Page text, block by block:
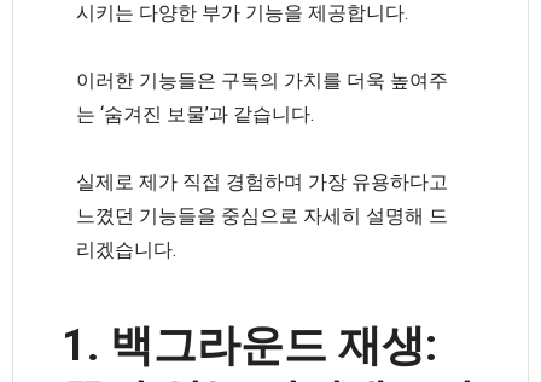
시키는 다양한 부가 기능을 제공합니다.
이러한 기능들은 구독의 가치를 더욱 높여주
는 ‘숨겨진 보물’과 같습니다.
실제로 제가 직접 경험하며 가장 유용하다고
느꼈던 기능들을 중심으로 자세히 설명해 드
리겠습니다.
1. 백그라운드 재생: